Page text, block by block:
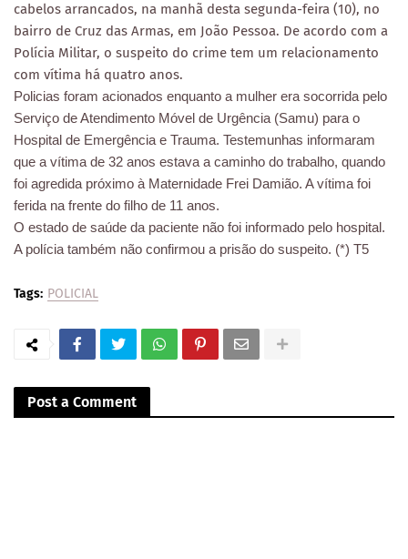
cabelos arrancados, na manhã desta segunda-feira (10), no
bairro de Cruz das Armas, em João Pessoa. De acordo com a
Polícia Militar, o suspeito do crime tem um relacionamento
com vítima há quatro anos.
Policias foram acionados enquanto a mulher era socorrida pelo
Serviço de Atendimento Móvel de Urgência (Samu) para o
Hospital de Emergência e Trauma. Testemunhas informaram
que a vítima de 32 anos estava a caminho do trabalho, quando
foi agredida próximo à Maternidade Frei Damião. A vítima foi
ferida na frente do filho de 11 anos.
O estado de saúde da paciente não foi informado pelo hospital.
A polícia também não confirmou a prisão do suspeito. (*) T5
Tags: POLICIAL
Post a Comment